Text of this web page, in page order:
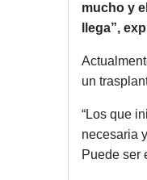
mucho y
llega”,
un
“Los que
necesaria
Puede ser